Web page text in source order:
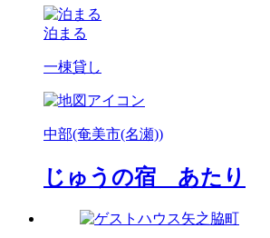
泊まる
一棟貸し
中部(奄美市(名瀬))
じゅうの宿 あたり